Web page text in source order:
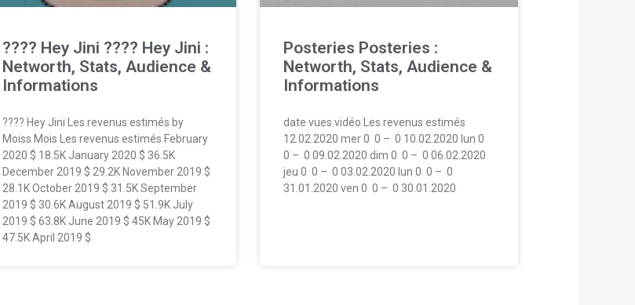
???? Hey Jini ???? Hey Jini :
Networth, Stats, Audience &
Informations
???? Hey Jini Les revenus estimés by
Moiss Mois Les revenus estimés February
2020 $ 18.5K January 2020 $ 36.5K
December 2019 $ 29.2K November 2019 $
28.1K October 2019 $ 31.5K September
2019 $ 30.6K August 2019 $ 51.9K July
2019 $ 63.8K June 2019 $ 45K May 2019 $
47.5K April 2019 $
Posteries Posteries :
Networth, Stats, Audience &
Informations
date vues vidéo Les revenus estimés
12.02.2020 mer 0  0 –  0 10.02.2020 lun 0 
0 –  0 09.02.2020 dim 0  0 –  0 06.02.2020
jeu 0  0 –  0 03.02.2020 lun 0  0 –  0
31.01.2020 ven 0  0 –  0 30.01.2020